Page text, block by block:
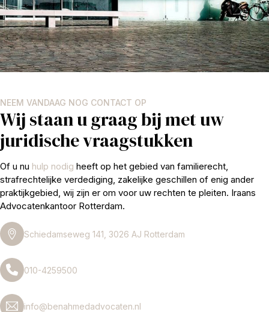
NEEM VANDAAG NOG CONTACT OP
Wij staan u graag bij met uw
juridische vraagstukken
Of u nu hulp nodig heeft op het gebied van familierecht,
strafrechtelijke verdediging, zakelijke geschillen of enig ander
praktijkgebied, wij zijn er om voor uw rechten te pleiten. Iraans
Advocatenkantoor Rotterdam.
Schiedamseweg 141, 3026 AJ Rotterdam
010-4259500
info@benahmedadvocaten.nl